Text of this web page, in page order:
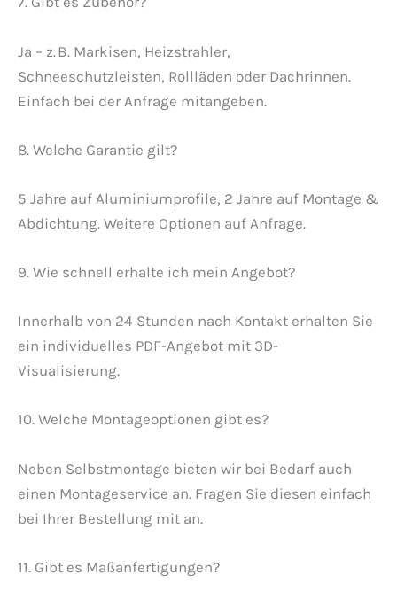
Ja – z. B. Markisen, Heizstrahler,
Schneeschutzleisten, Rollläden oder Dachrinnen.
Einfach bei der Anfrage mitangeben.
8. Welche Garantie gilt?
5 Jahre auf Aluminiumprofile, 2 Jahre auf Montage &
Abdichtung. Weitere Optionen auf Anfrage.
9. Wie schnell erhalte ich mein Angebot?
Innerhalb von 24 Stunden nach Kontakt erhalten Sie
ein individuelles PDF-Angebot mit 3D-
Visualisierung.
10. Welche Montageoptionen gibt es?
Neben Selbstmontage bieten wir bei Bedarf auch
einen Montageservice an. Fragen Sie diesen einfach
bei Ihrer Bestellung mit an.
11. Gibt es Maßanfertigungen?